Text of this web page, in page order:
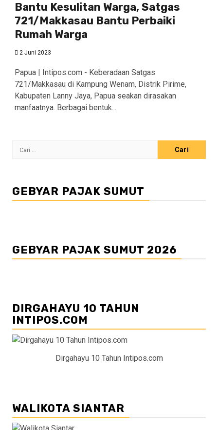
Bantu Kesulitan Warga, Satgas
721/Makkasau Bantu Perbaiki
Rumah Warga
2 Juni 2023
Papua | Intipos.com - Keberadaan Satgas
721/Makkasau di Kampung Wenam, Distrik Pirime,
Kabupaten Lanny Jaya, Papua seakan dirasakan
manfaatnya. Berbagai bentuk...
Cari
GEBYAR PAJAK SUMUT
GEBYAR PAJAK SUMUT 2026
DIRGAHAYU 10 TAHUN
INTIPOS.COM
Dirgahayu 10 Tahun Intipos.com
WALIKOTA SIANTAR